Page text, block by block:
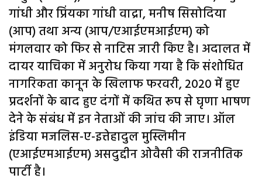
गांधी और प्रिंयका गांधी वाद्रा, मनीष सिसोदिया
(आप) तथा अन्य (आप/एआईएमआईएम) को
मंगलवार को फिर से नाटिस जारी किए है। अदालत में
दायर याचिका में अनुरोध किया गया है कि संशोधित
नागरिकता कानून के खिलाफ फरवरी, 2020 में हुए
प्रदर्शनों के बाद हुए दंगों में कथित रूप से घृणा भाषण
देने के संबंध में इन नेताओं की जांच की जाए। ऑल
इंडिया मजलिस-ए-इत्तेहादुल मुस्लिमीन
(एआईएमआईएम) असदुद्दीन ओवैसी की राजनीतिक
पार्टी है।